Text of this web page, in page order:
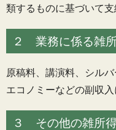
類するものに基づいて
２ 業務に係る雑
原稿料、講演料、シル
エコノミーなどの副収
３ その他の雑所得